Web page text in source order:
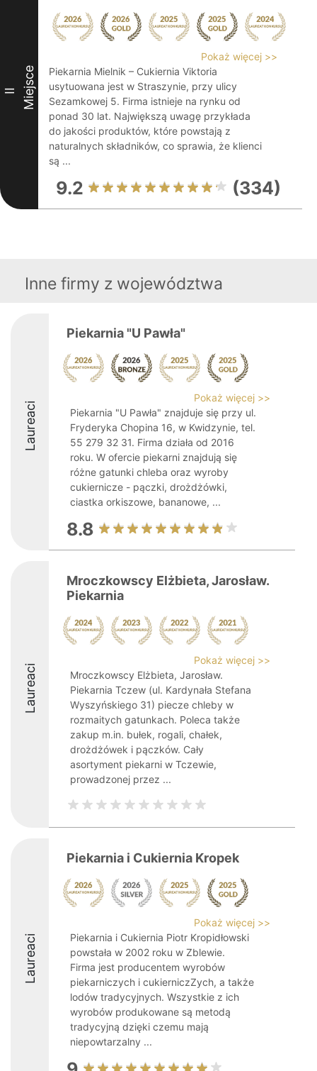
II Miejsce
Pokaż więcej >>
Piekarnia Mielnik – Cukiernia Viktoria
usytuowana jest w Straszynie, przy ulicy
Sezamkowej 5. Firma istnieje na rynku od
ponad 30 lat. Największą uwagę przykłada
do jakości produktów, które powstają z
naturalnych składników, co sprawia, że klienci
są ...
9.2 (334)
Inne firmy z województwa
Laureaci
Piekarnia "U Pawła"
Pokaż więcej >>
Piekarnia "U Pawła" znajduje się przy ul.
Fryderyka Chopina 16, w Kwidzynie, tel.
55 279 32 31. Firma działa od 2016
roku. W ofercie piekarni znajdują się
różne gatunki chleba oraz wyroby
cukiernicze - pączki, drożdżówki,
ciastka orkiszowe, bananowe, ...
8.8
Laureaci
Mroczkowscy Elżbieta, Jarosław.
Piekarnia
Pokaż więcej >>
Mroczkowscy Elżbieta, Jarosław.
Piekarnia Tczew (ul. Kardynała Stefana
Wyszyńskiego 31) piecze chleby w
rozmaitych gatunkach. Poleca także
zakup m.in. bułek, rogali, chałek,
drożdżówek i pączków. Cały
asortyment piekarni w Tczewie,
prowadzonej przez ...
Laureaci
Piekarnia i Cukiernia Kropek
Pokaż więcej >>
Piekarnia i Cukiernia Piotr Kropidłowski
powstała w 2002 roku w Zblewie.
Firma jest producentem wyrobów
piekarniczych i cukierniczZych, a także
lodów tradycyjnych. Wszystkie z ich
wyrobów produkowane są metodą
tradycyjną dzięki czemu mają
niepowtarzalny ...